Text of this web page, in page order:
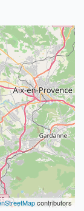
contributors